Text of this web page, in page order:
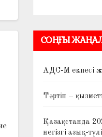
СОҢҒЫ
АДС-М екпесі
Тәртіп –
Қазақстанда
негізгі азық-